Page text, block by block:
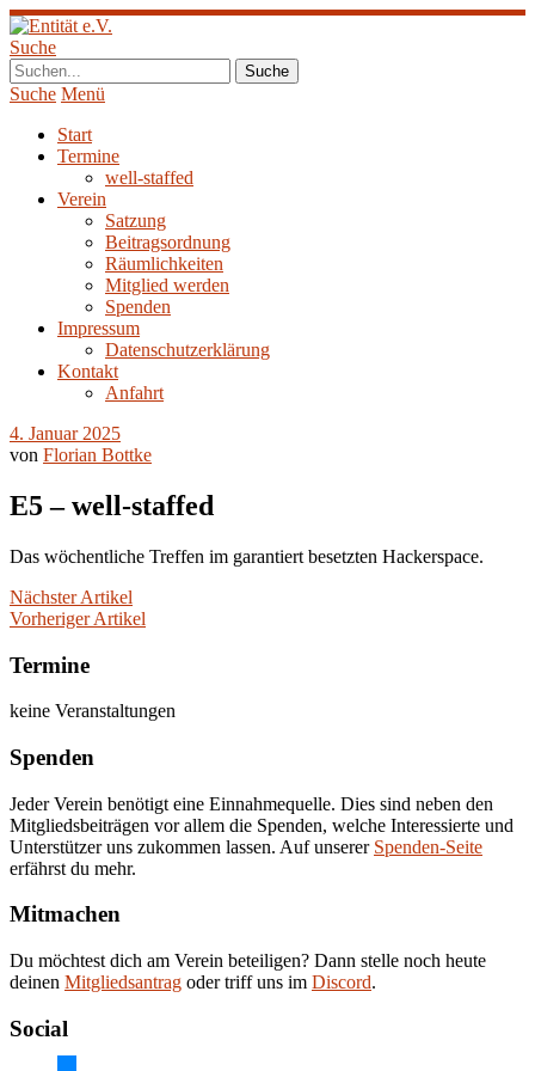
Suche
Suche Menü
Start
Termine
well-staffed
Verein
Satzung
Beitragsordnung
Räumlichkeiten
Mitglied werden
Spenden
Impressum
Datenschutzerklärung
Kontakt
Anfahrt
4. Januar 2025
von Florian Bottke
E5 – well-staffed
Das wöchentliche Treffen im garantiert besetzten Hackerspace.
Nächster Artikel
Vorheriger Artikel
Termine
keine Veranstaltungen
Spenden
Jeder Verein benötigt eine Einnahmequelle. Dies sind neben den
Mitgliedsbeiträgen vor allem die Spenden, welche Interessierte und
Unterstützer uns zukommen lassen. Auf unserer Spenden-Seite
erfährst du mehr.
Mitmachen
Du möchtest dich am Verein beteiligen? Dann stelle noch heute
deinen Mitgliedsantrag oder triff uns im Discord.
Social